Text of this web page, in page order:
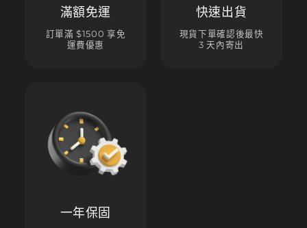
滿額免運
訂單滿 $1500 享免
運費優惠
快速出貨
現貨下單確認後最快
3 天內寄出
一年保固